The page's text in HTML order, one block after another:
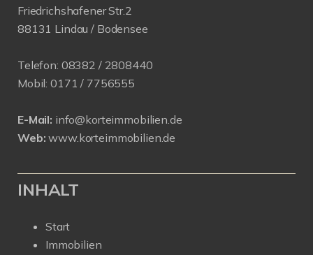
Friedrichshafener Str.2
88131 Lindau / Bodensee
Telefon: 08382 / 2808440
Mobil: 0171 / 7756555
E-Mail: info@korteimmobilien.de
Web: www.korteimmobilien.de
INHALT
Start
Immobilien